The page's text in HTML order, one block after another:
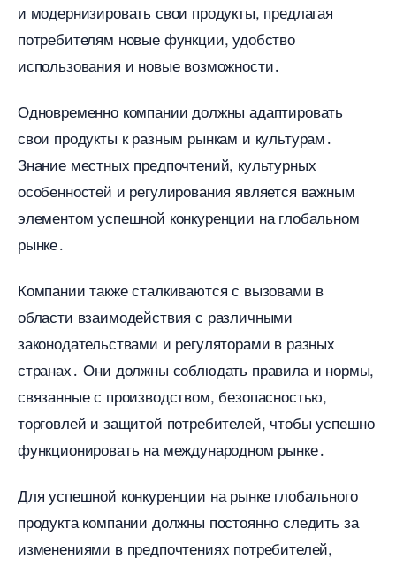
и модернизировать свои продукты, предлагая
потребителям новые функции, удобство
использования и новые возможности․
Одновременно компании должны адаптировать
свои продукты к разным рынкам и культурам․
Знание местных предпочтений, культурных
особенностей и регулирования является важным
элементом успешной конкуренции на глобальном
рынке․
Компании также сталкиваются с вызовами
области взаимодействия с различными
законодательствами и регуляторами в разных
странах․ Они должны соблюдать правила и нормы,
связанные с производством, безопасностью,
торговлей и защитой потребителей, чтобы успешно
функционировать на международном рынке․
Для успешной конкуренции на рынке глобального
продукта компании должны постоянно следить за
изменениями в предпочтениях потребителей,